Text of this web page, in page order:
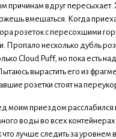
причинам вдруг
вмешаться. Когда
розеток с пересохшими
Пропало несколько дубль
Cloud Puff, но пока есть
вырастить его из
розетки стоят на
моим приездом расслабился
воды во всех
что лучше следить за уровнем